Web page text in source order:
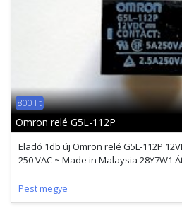
800 Ft
Omron relé G5L-112P
Eladó 1db új Omron relé G5L-112P
250 VAC ~ Made in Malaysia 28Y7W1
Pest megye